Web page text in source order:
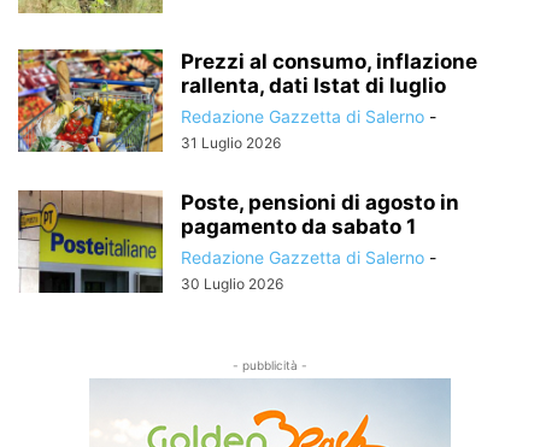
Prezzi al consumo, inflazione
rallenta, dati Istat di luglio
Redazione Gazzetta di Salerno -
31 Luglio 2026
Poste, pensioni di agosto in
pagamento da sabato 1
Redazione Gazzetta di Salerno -
30 Luglio 2026
- pubblicità -